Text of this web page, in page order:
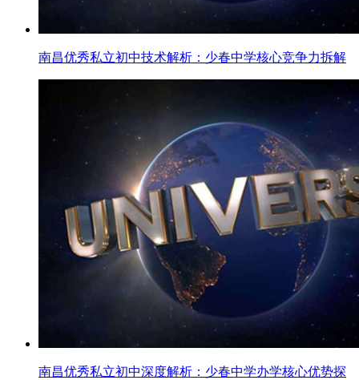
南昌优秀私立初中技术解析：少春中学核心竞争力拆解
南昌优秀私立初中深度解析：少春中学办学核心优势探